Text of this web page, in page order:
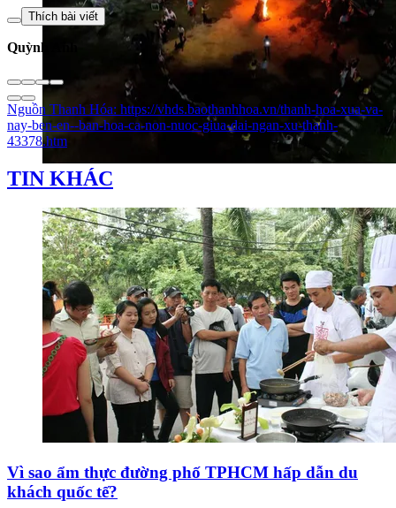
Thích bài viết
Quỳnh Anh
Nguồn Thanh Hóa: https://vhds.baothanhhoa.vn/thanh-hoa-xua-va-
nay-ben-en--ban-hoa-ca-non-nuoc-giua-dai-ngan-xu-thanh-
43378.htm
TIN KHÁC
Vì sao ẩm thực đường phố TPHCM hấp dẫn du
khách quốc tế?